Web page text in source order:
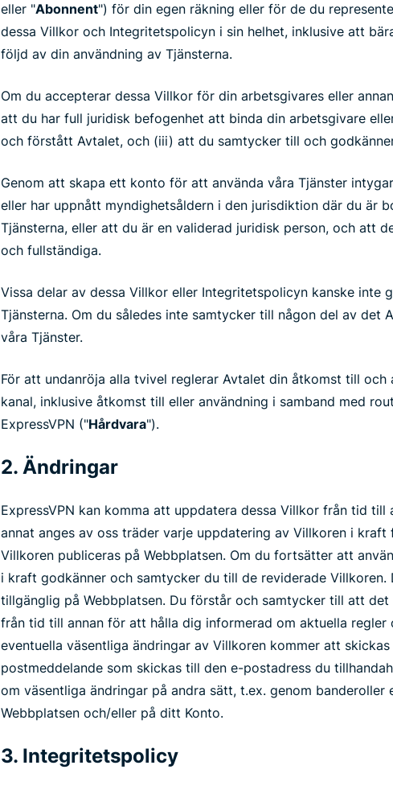
eller "Abonnent") för din egen räkning eller för de du
dessa Villkor och Integritetspolicyn i sin helhet, inklusive att
följd av din användning av Tjänsterna.
Om du accepterar dessa Villkor för din arbetsgivares eller
att du har full juridisk befogenhet att binda din arbetsgivare
och förstått Avtalet, och (iii) att du samtycker till och
Genom att skapa ett konto för att använda våra Tjänster
eller har uppnått myndighetsåldern i den jurisdiktion där du är
Tjänsterna, eller att du är en validerad juridisk person, och att
och fullständiga.
Vissa delar av dessa Villkor eller Integritetspolicyn kanske inte
Tjänsterna. Om du således inte samtycker till någon del av det
våra Tjänster.
För att undanröja alla tvivel reglerar Avtalet din åtkomst till
kanal, inklusive åtkomst till eller användning i samband med
ExpressVPN ("Hårdvara").
2. Ändringar
ExpressVPN kan komma att uppdatera dessa Villkor från tid till
annat anges av oss träder varje uppdatering av Villkoren i
Villkoren publiceras på Webbplatsen. Om du fortsätter att
i kraft godkänner och samtycker du till de reviderade Villkoren.
tillgänglig på Webbplatsen. Du förstår och samtycker till att
från tid till annan för att hålla dig informerad om aktuella regler
eventuella väsentliga ändringar av Villkoren kommer att
postmeddelande som skickas till den e-postadress du
om väsentliga ändringar på andra sätt, t.ex. genom
Webbplatsen och/eller på ditt Konto.
3. Integritetspolicy